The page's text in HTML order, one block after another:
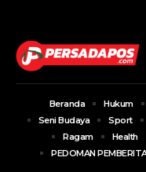
Beranda Hukum
Seni Budaya
Sport
Ragam
Health
PEDOMAN